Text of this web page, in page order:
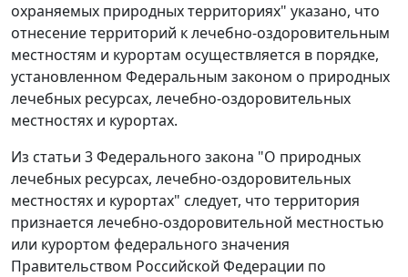
охраняемых природных территориях" указано, что
отнесение территорий к лечебно-оздоровительным
местностям и курортам осуществляется в порядке,
установленном Федеральным законом о природных
лечебных ресурсах, лечебно-оздоровительных
местностях и курортах.
Из статьи 3Федерального закона "О природных
лечебных ресурсах, лечебно-оздоровительных
местностях и курортах" следует, что территория
признается лечебно-оздоровительной местностью
или курортом федерального значения
Правительством Российской Федерации по